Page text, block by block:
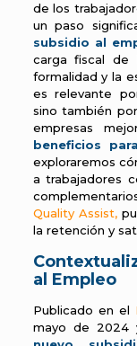
de los
un paso
subsidio al
carga fiscal de
formalidad y la
es relevante
sino también
empresas
beneficios
exploraremos
a trabajadores
Quality Assist,
la retención y
al Empleo
Publicado en el
mayo de 2024